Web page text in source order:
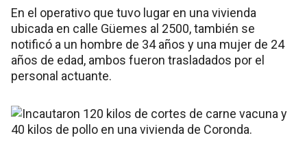
En el operativo que tuvo lugar en una vivienda
ubicada en calle Güemes al 2500, también se
notificó a un hombre de 34 años y una mujer de 24
años de edad, ambos fueron trasladados por el
personal actuante.